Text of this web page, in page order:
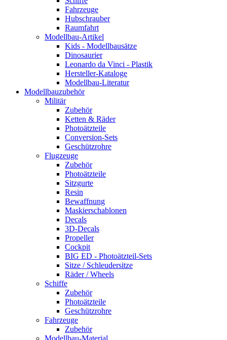
Fahrzeuge
Hubschrauber
Raumfahrt
Modellbau-Artikel
Kids - Modellbausätze
Dinosaurier
Leonardo da Vinci - Plastik
Hersteller-Kataloge
Modellbau-Literatur
Modellbauzubehör
Militär
Zubehör
Ketten & Räder
Photoätzteile
Conversion-Sets
Geschützrohre
Flugzeuge
Zubehör
Photoätzteile
Sitzgurte
Resin
Bewaffnung
Maskierschablonen
Decals
3D-Decals
Propeller
Cockpit
BIG ED - Photoätzteil-Sets
Sitze / Schleudersitze
Räder / Wheels
Schiffe
Zubehör
Photoätzteile
Geschützrohre
Fahrzeuge
Zubehör
Modellbau-Material